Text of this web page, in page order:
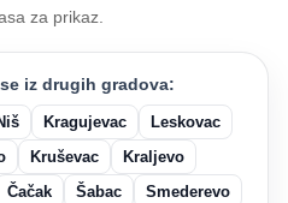
za prikaz.
iz drugih gradova:
Kragujevac
Leskovac
Kruševac
Kraljevo
Čačak Šabac
Smederevo